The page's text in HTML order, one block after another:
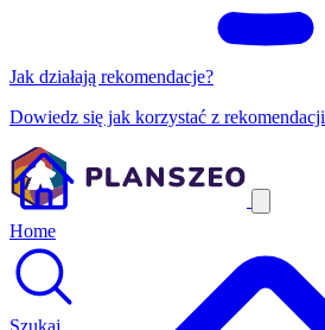
Jak działają rekomendacje?
Dowiedz się jak korzystać z rekomendacji
Home
Szukaj